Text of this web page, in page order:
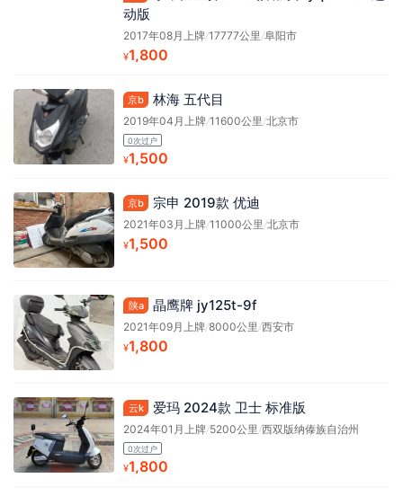
动版
2017年08月上牌/17777公里/阜阳市
¥1,800
京b 林海 五代目
2019年04月上牌/11600公里/北京市
0次过户
¥1,500
京b 宗申 2019款 优迪
2021年03月上牌/11000公里/北京市
¥1,500
陕a 晶鹰牌 jy125t-9f
2021年09月上牌/8000公里/西安市
¥1,800
云k 爱玛 2024款 卫士 标准版
2024年01月上牌/5200公里/西双版纳傣族自治州
0次过户
¥1,800